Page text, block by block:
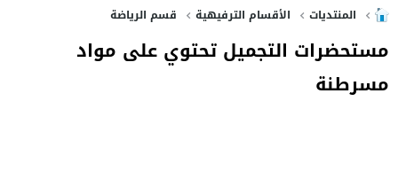
المنتديات الأقسام الترفيهية قسم الرياضة
مستحضرات التجميل تحتوي على مواد
مسرطنة